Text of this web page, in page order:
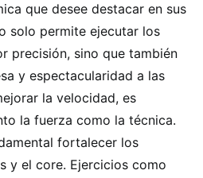
que desee destacar en sus
solo permite ejecutar los
precisión, sino que también
y espectacularidad a las
la velocidad, es
la fuerza como la técnica.
fortalecer los
y el core. Ejercicios como